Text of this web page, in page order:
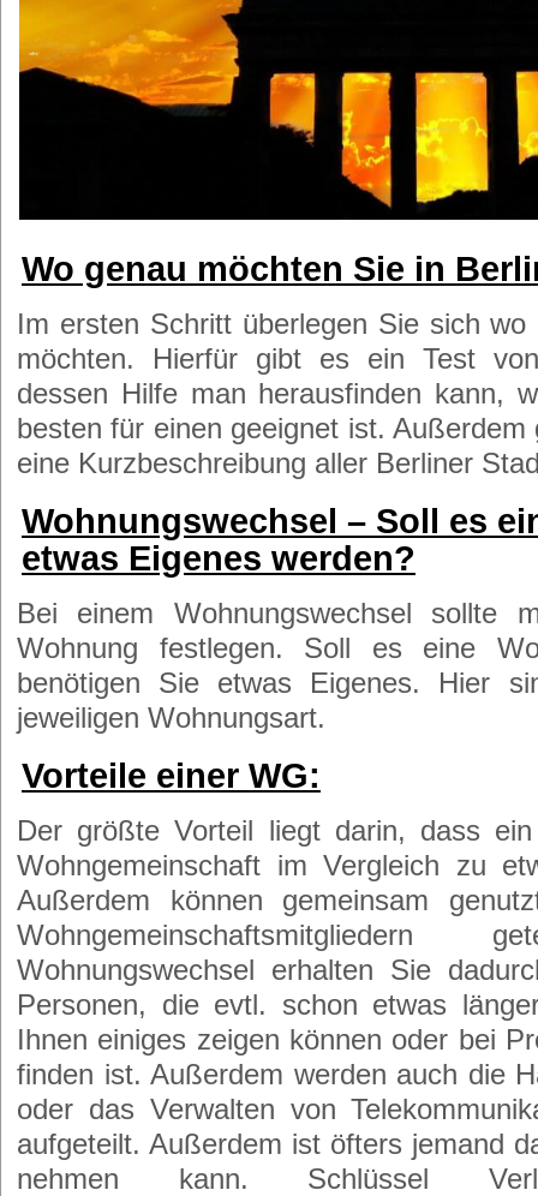
Wo genau möchten Sie in
Im ersten Schritt überlegen Sie sich
möchten. Hierfür gibt es ein Test
dessen Hilfe man herausfinden kann,
besten für einen geeignet ist.
eine Kurzbeschreibung aller Berliner
Wohnungswechsel – Soll es
etwas Eigenes werden?
Bei einem Wohnungswechsel
Wohnung festlegen. Soll es eine
benötigen Sie etwas Eigenes. Hier
jeweiligen Wohnungsart.
Vorteile einer WG:
Der größte Vorteil liegt darin, dass
Wohngemeinschaft im Vergleich zu
Außerdem können gemeinsam
Wohnungswechsel erhalten Sie
Personen, die evtl. schon etwas
Ihnen einiges zeigen können oder bei
finden ist. Außerdem werden auch die
oder das Verwalten von
aufgeteilt. Außerdem ist öfters jemand
nehmen kann. Schlüssel